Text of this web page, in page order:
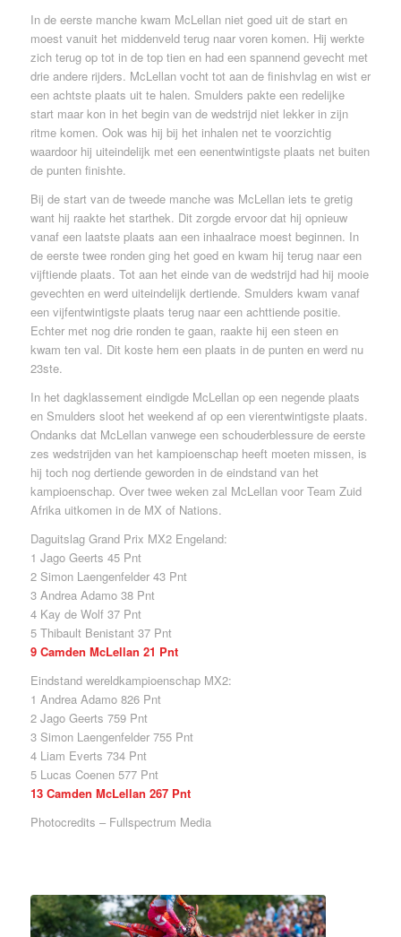
In de eerste manche kwam McLellan niet goed uit de start en
moest vanuit het middenveld terug naar voren komen. Hij werkte
zich terug op tot in de top tien en had een spannend gevecht met
drie andere rijders. McLellan vocht tot aan de finishvlag en wist er
een achtste plaats uit te halen. Smulders pakte een redelijke
start maar kon in het begin van de wedstrijd niet lekker in zijn
ritme komen. Ook was hij bij het inhalen net te voorzichtig
waardoor hij uiteindelijk met een eenentwintigste plaats net buiten
de punten finishte.
Bij de start van de tweede manche was McLellan iets te gretig
want hij raakte het starthek. Dit zorgde ervoor dat hij opnieuw
vanaf een laatste plaats aan een inhaalrace moest beginnen. In
de eerste twee ronden ging het goed en kwam hij terug naar een
vijftiende plaats. Tot aan het einde van de wedstrijd had hij mooie
gevechten en werd uiteindelijk dertiende. Smulders kwam vanaf
een vijfentwintigste plaats terug naar een achttiende positie.
Echter met nog drie ronden te gaan, raakte hij een steen en
kwam ten val. Dit koste hem een plaats in de punten en werd nu
23ste.
In het dagklassement eindigde McLellan op een negende plaats
en Smulders sloot het weekend af op een vierentwintigste plaats.
Ondanks dat McLellan vanwege een schouderblessure de eerste
zes wedstrijden van het kampioenschap heeft moeten missen, is
hij toch nog dertiende geworden in de eindstand van het
kampioenschap. Over twee weken zal McLellan voor Team Zuid
Afrika uitkomen in de MX of Nations.
Daguitslag Grand Prix MX2 Engeland:
1 Jago Geerts 45 Pnt
2 Simon Laengenfelder 43 Pnt
3 Andrea Adamo 38 Pnt
4 Kay de Wolf 37 Pnt
5 Thibault Benistant 37 Pnt
9 Camden McLellan 21 Pnt
Eindstand wereldkampioenschap MX2:
1 Andrea Adamo 826 Pnt
2 Jago Geerts 759 Pnt
3 Simon Laengenfelder 755 Pnt
4 Liam Everts 734 Pnt
5 Lucas Coenen 577 Pnt
13 Camden McLellan 267 Pnt
Photocredits – Fullspectrum Media